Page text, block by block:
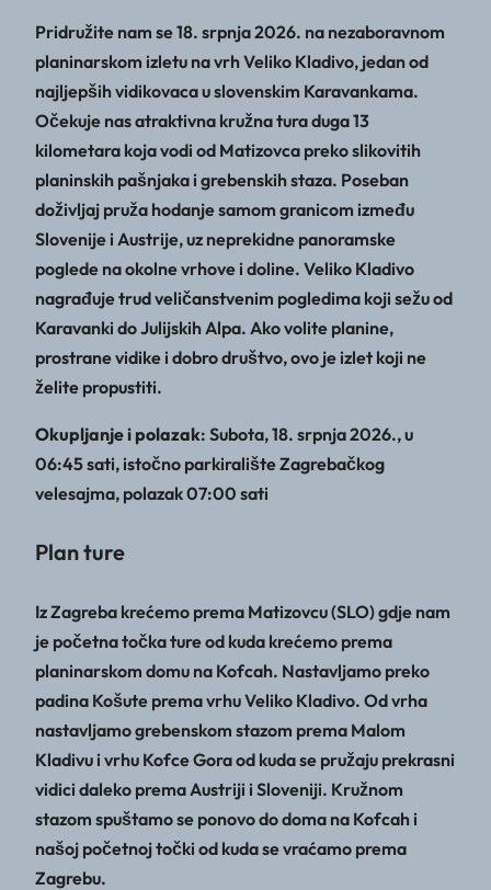
Pridružite nam se 18. srpnja 2026. na nezaboravnom
planinarskom izletu na vrh Veliko Kladivo, jedan od
najljepših vidikovaca u slovenskim Karavankama.
Očekuje nas atraktivna kružna tura duga 13
kilometara koja vodi od Matizovca preko slikovitih
planinskih pašnjaka i grebenskih staza. Poseban
doživljaj pruža hodanje samom granicom između
Slovenije i Austrije, uz neprekidne panoramske
poglede na okolne vrhove i doline. Veliko Kladivo
nagrađuje trud veličanstvenim pogledima koji sežu od
Karavanki do Julijskih Alpa. Ako volite planine,
prostrane vidike i dobro društvo, ovo je izlet koji ne
želite propustiti.
Okupljanje i polazak: Subota, 18. srpnja 2026., u
06:45 sati, istočno parkiralište Zagrebačkog
velesajma, polazak 07:00 sati
Plan ture
Iz Zagreba krećemo prema Matizovcu (SLO) gdje nam
je početna točka ture od kuda krećemo prema
planinarskom domu na Kofcah. Nastavljamo preko
padina Košute prema vrhu Veliko Kladivo. Od vrha
nastavljamo grebenskom stazom prema Malom
Kladivu i vrhu Kofce Gora od kuda se pružaju prekrasni
vidici daleko prema Austriji i Sloveniji. Kružnom
stazom spuštamo se ponovo do doma na Kofcah i
našoj početnoj točki od kuda se vraćamo prema
Zagrebu.